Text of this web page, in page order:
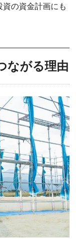
の資金計画にも
ながる理由